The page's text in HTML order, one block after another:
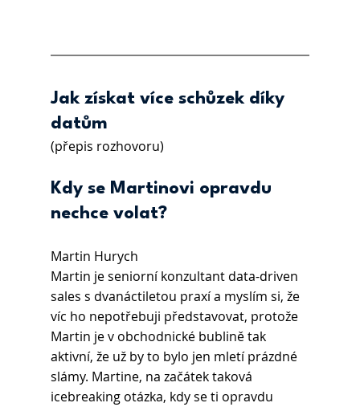
Jak získat více schůzek díky
datům
(přepis rozhovoru)
Kdy se Martinovi opravdu
nechce volat?
Martin Hurych
Martin je seniorní konzultant data-driven
sales s dvanáctiletou praxí a myslím si, že
víc ho nepotřebuji představovat, protože
Martin je v obchodnické bublině tak
aktivní, že už by to bylo jen mletí prázdné
slámy. Martine, na začátek taková
icebreaking otázka, kdy se ti opravdu